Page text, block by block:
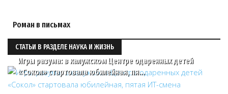
Роман в письмах
СТАТЬИ В РАЗДЕЛЕ НАУКА И ЖИЗНЬ
Игры разума: в калужском Центре одаренных детей
«Сокол» стартовала юбилейная, пя…